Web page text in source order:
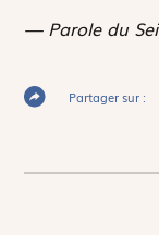
— Parole du
Partager sur :